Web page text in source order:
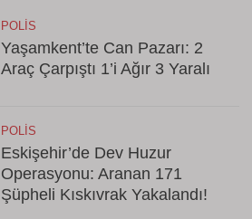
POLIS
Yaşamkent’te Can Pazarı: 2
Araç Çarpıştı 1’i Ağır 3 Yaralı
POLIS
Eskişehir’de Dev Huzur
Operasyonu: Aranan 171
Şüpheli Kıskıvrak Yakalandı!